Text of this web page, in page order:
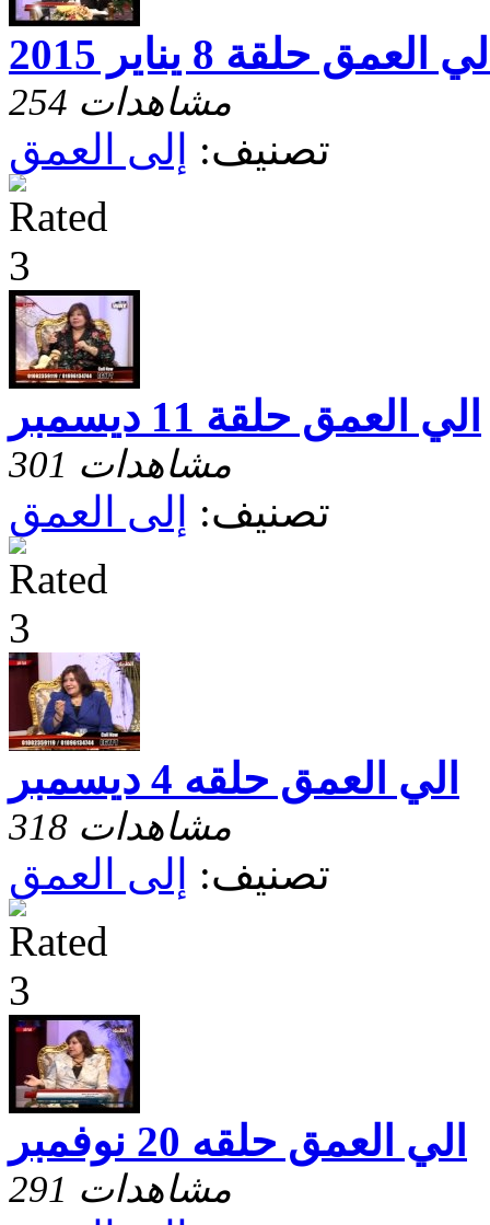
العمق حلقة 8 يناير 2015
254 مشاهدات
تصنيف: إلى العمق
الي العمق حلقة 11 ديسمبر
301 مشاهدات
تصنيف: إلى العمق
الي العمق حلقه 4 ديسمبر
318 مشاهدات
تصنيف: إلى العمق
الي العمق حلقه 20 نوفمبر
291 مشاهدات